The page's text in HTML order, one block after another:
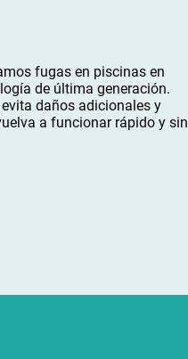
fugas en piscinas en
de última generación.
daños adicionales y
a funcionar rápido y sin